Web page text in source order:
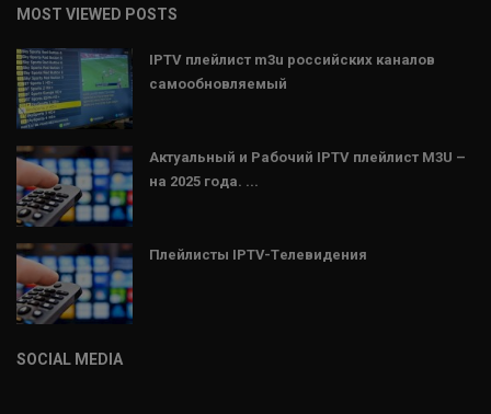
MOST VIEWED POSTS
IPTV плейлист m3u российских каналов
самообновляемый
Актуальный и Рабочий IPTV плейлист M3U –
на 2025 года. ...
Плейлисты IPTV-Tелевидения
SOCIAL MEDIA